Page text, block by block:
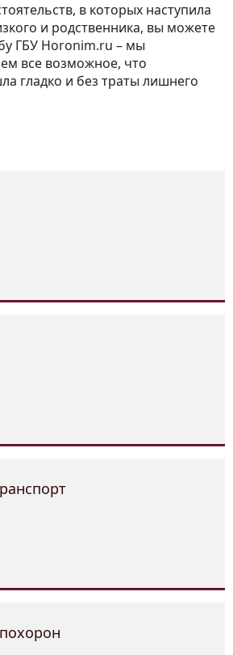
в которых наступила
и родственника, вы можете
ГБУ Horonim.ru – мы
все возможное, что
гладко и без траты лишнего